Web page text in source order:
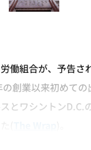
働組合が、予告
創業以来初めての
とワシントン